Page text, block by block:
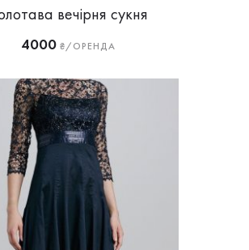
вечірня сукня
4000₴/ОРЕНДА